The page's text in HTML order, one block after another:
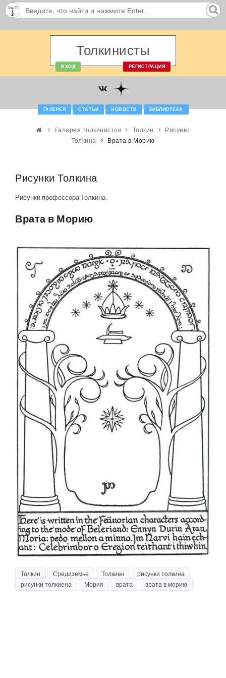
Толкинисты
ВХОД РЕГИСТРАЦИЯ
ГАЛЕРЕЯ СТАТЬИ НОВОСТИ БИБЛИОТЕКА
Галерея толкинистов Толкин
Рисунки
Толкина
Врата в Морию
Рисунки Толкина
Рисунки профессора Толкина.
Врата в Морию
Толкин Средиземье Толкиен
рисунки толкина
рисунки толкиена
Мория врата врата в морию